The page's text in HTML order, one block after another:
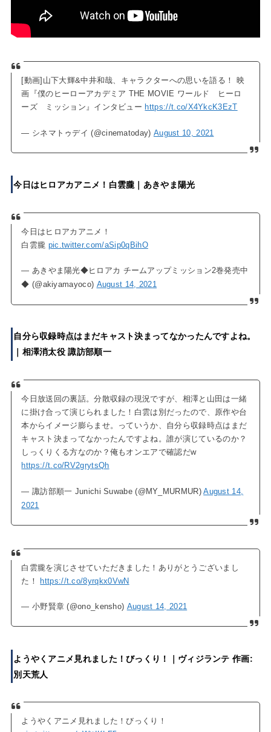
[動画]山下大輝&中井和哉、キャラクターへの思いを語る！ 映
画『僕のヒーローアカデミア THE MOVIE ワールド ヒーロ
ーズ ミッション』インタビュー https://t.co/X4YkcK3EzT
— シネマトゥデイ (@cinematoday) August 10, 2021
今日はヒロアカアニメ！白雲朧｜あきやま陽光
今日はヒロアカアニメ！
白雲朧 pic.twitter.com/aSip0qBihO
— あきやま陽光◆ヒロアカ チームアップミッション2巻発売中
◆ (@akiyamayoco) August 14, 2021
自分ら収録時点はまだキャスト決まってなかったんですよね。
｜相澤消太役 諏訪部順一
今日放送回の裏話。分散収録の現況ですが、相澤と山田は一緒
に掛け合って演じられました！白雲は別だったので、原作や台
本からイメージ膨らませ。っていうか、自分ら収録時点はまだ
キャスト決まってなかったんですよね。誰が演じているのか？
しっくりくる方なのか？俺もオンエアで確認だw
https://t.co/RV2grytsQh
— 諏訪部順一 Junichi Suwabe (@MY_MURMUR)August 14,
2021
白雲朧を演じさせていただきました！ありがとうございまし
た！
https://t.co/8yrqkx0VwN
— 小野賢章 (@ono_kensho) August 14, 2021
ようやくアニメ見れました！びっくり！｜ヴィジランテ 作画:
別天荒人
ようやくアニメ見れました！びっくり！